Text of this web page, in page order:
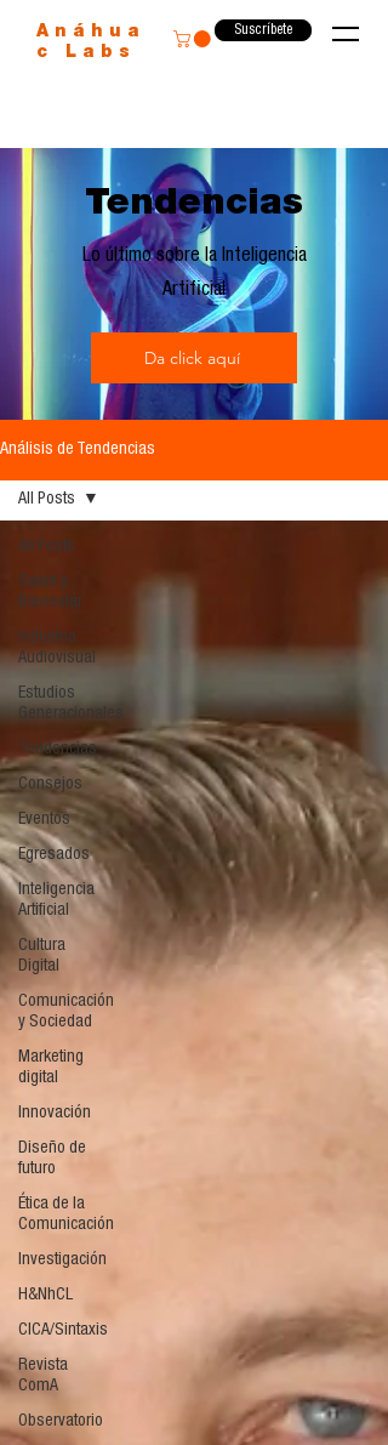
Anáhua
c Labs
Suscríbete
Tendencias
Lo último sobre la Inteligencia
Artificial
Da click aquí
Análisis de Tendencias
All Posts
Salud y
Bienestar
Industria
Audiovisual
Estudios
Generacionales
Tendencias
Consejos
Eventos
Egresados
Inteligencia
Artificial
Cultura
Digital
Comunicación
y Sociedad
Marketing
digital
Innovación
Diseño de
futuro
Ética de la
Comunicación
Investigación
H&NhCL
CICA/Sintaxis
Revista
ComA
Observatorio
All Posts